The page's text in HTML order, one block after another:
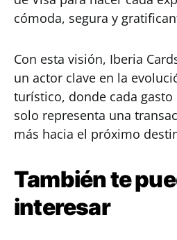
cómoda, segura y
Con esta visión, Iberia
un actor clave en la
turístico, donde cada
solo representa una
más hacia el próximo
También te
interesar